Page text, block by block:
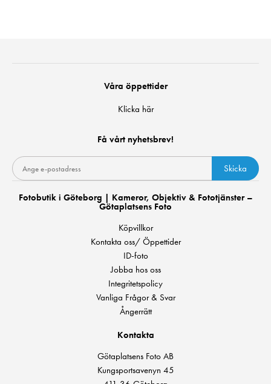
Våra öppettider
Klicka här
Få vårt nyhetsbrev!
Skicka
Fotobutik i Göteborg | Kameror, Objektiv & Fototjänster –
Götaplatsens Foto
Köpvillkor
Kontakta oss/ Öppettider
ID-foto
Jobba hos oss
Integritetspolicy
Vanliga Frågor & Svar
Ångerrätt
Kontakta
Götaplatsens Foto AB
Kungsportsavenyn 45